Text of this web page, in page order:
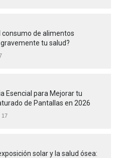
consumo de alimentos
tu salud?
Esencial para Mejorar tu
de Pantallas en 2026
17
solar y la salud ósea: